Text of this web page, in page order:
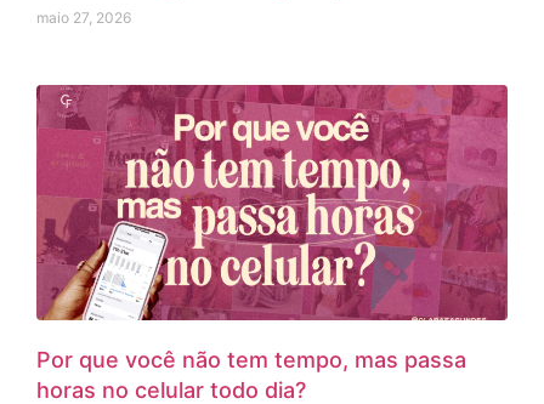
maio 27, 2026
Por que você não tem tempo, mas passa
horas no celular todo dia?